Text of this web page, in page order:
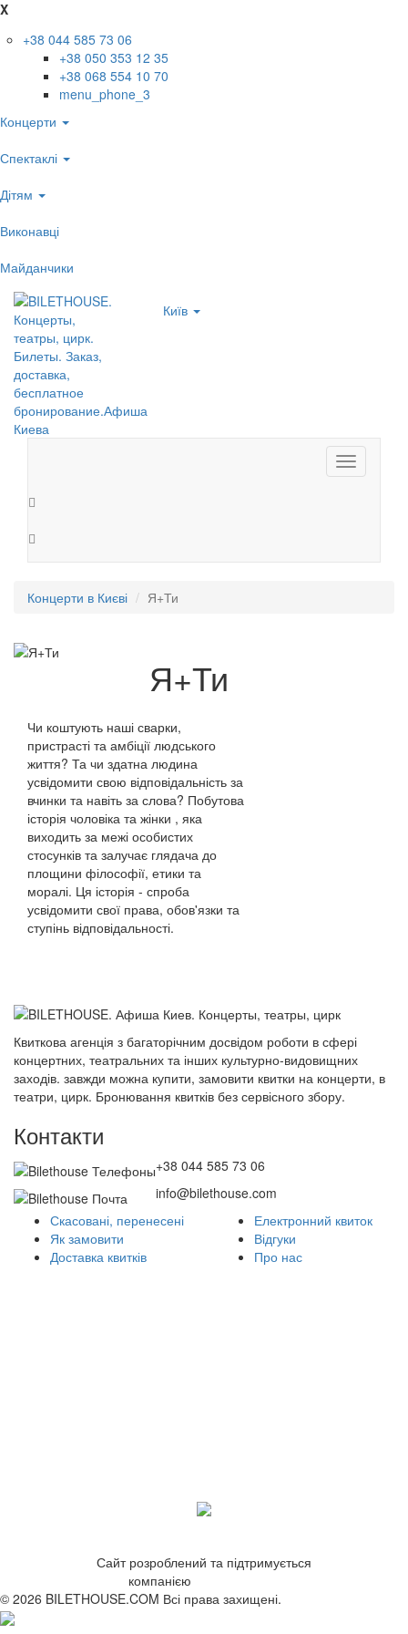
X
+38 044 585 73 06
+38 050 353 12 35
+38 068 554 10 70
menu_phone_3
Концерти
Спектаклі
Дітям
Виконавці
Майданчики
Київ
Toggle
navigation
Концерти в Києві Я+Ти
Я+Ти
Чи коштують наші сварки,
пристрасті та амбіції людського
життя? Та чи здатна людина
усвідомити свою відповідальність за
вчинки та навіть за слова? Побутова
історія чоловіка та жінки , яка
виходить за межі особистих
стосунків та залучає глядача до
площини філософії, етики та
моралі. Ця історія - спроба
усвідомити свої права, обов'язки та
ступінь відповідальності.
Квиткова агенція з багаторічним досвідом роботи в сфері
концертних, театральних та інших культурно-видовищних
заходів. завжди можна купити, замовити квитки на концерти, в
театри, цирк. Бронювання квитків без сервісного збору.
Контакти
+38 044 585 73 06
info@bilethouse.com
Скасовані, перенесені
Як замовити
Доставка квитків
Електронний квиток
Відгуки
Про нас
Сайт розроблений та підтримується
компанією
© 2026 BILETHOUSE.COM Всі права захищені.